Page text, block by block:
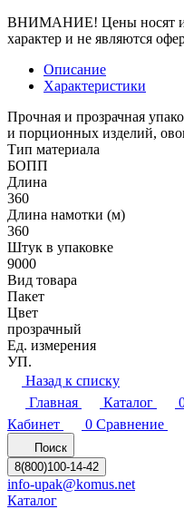
ВНИМАНИЕ! Цены носят
характер и не являются
Описание
Характеристики
Прочная и прозрачная
и порционных изделий,
Тип материала
БОПП
Длина
360
Длина намотки (м)
360
Штук в упаковке
9000
Вид товара
Пакет
Цвет
прозрачный
Ед. измерения
УП.
Назад к списку
Главная
Каталог
Кабинет
0 Сравнение
Поиск
8(800)100-14-42
info-upak@komus.net
Каталог